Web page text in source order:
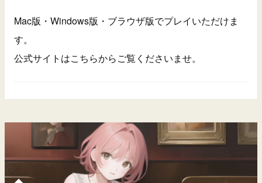
Mac版・Windows版・ブラウザ版でプレイいただけま
す。
公式サイトはこちらからご覧くださいませ。